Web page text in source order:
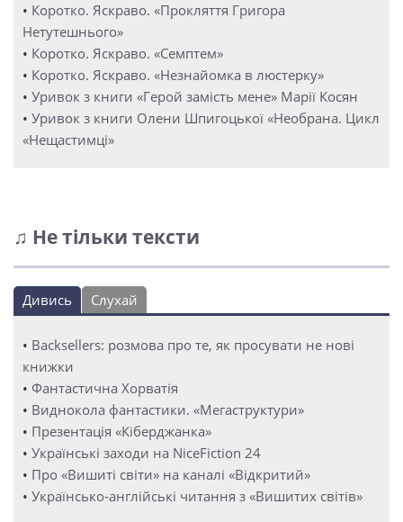
• Коротко. Яскраво. «Прокляття Григора
Нетутешнього»
• Коротко. Яскраво. «Семптем»
• Коротко. Яскраво. «Незнайомка в люстерку»
• Уривок з книги «Герой замість мене» Марії Косян
• Уривок з книги Олени Шпигоцької «Необрана. Цикл
«Нещастимці»
♫ Не тільки тексти
Дивись Слухай
• Backsellers: розмова про те, як просувати не нові
книжки
• Фантастична Хорватія
• Виднокола фантастики. «Мегаструктури»
• Презентація «Кіберджанка»
• Українські заходи на NiceFiction 24
• Про «Вишиті світи» на каналі «Відкритий»
• Українсько-англійські читання з «Вишитих світів»